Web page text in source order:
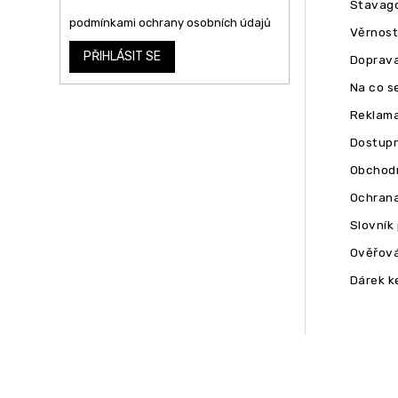
podmínkami ochrany osobních údajů
PŘIHLÁSIT SE
Na co
Slovník
Dárek